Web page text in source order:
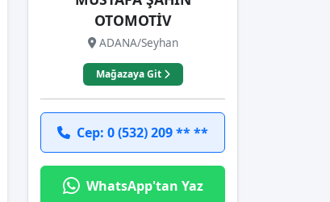
OTOMOTİV
ADANA/Seyhan
Mağazaya Git
Cep: 0 (532) 209 ** **
WhatsApp'tan Yaz